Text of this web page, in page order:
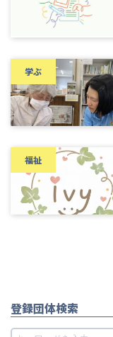
学ぶ
福祉
登録団体検索